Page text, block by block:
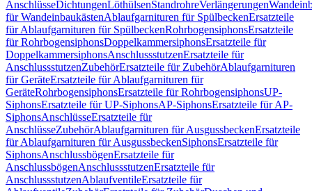
AnschlüsseDichtungenLöthülsenStandrohreVerlängerungen
für WandeinbaukästenAblaufgarnituren für SpülbeckenErsatzteile
für Ablaufgarnituren für SpülbeckenRohrbogensiphonsErsatzteile
für RohrbogensiphonsDoppelkammersiphonsErsatzteile für
DoppelkammersiphonsAnschlussstutzenErsatzteile für
AnschlussstutzenZubehörErsatzteile für ZubehörAblaufgarnituren
für GeräteErsatzteile für Ablaufgarnituren für
GeräteRohrbogensiphonsErsatzteile für RohrbogensiphonsUP-
SiphonsErsatzteile für UP-SiphonsAP-SiphonsErsatzteile für AP-
SiphonsAnschlüsseErsatzteile für
AnschlüsseZubehörAblaufgarnituren für AusgussbeckenErsatzteile
für Ablaufgarnituren für AusgussbeckenSiphonsErsatzteile für
SiphonsAnschlussbögenErsatzteile für
AnschlussbögenAnschlussstutzenErsatzteile für
AnschlussstutzenAblaufventileErsatzteile für